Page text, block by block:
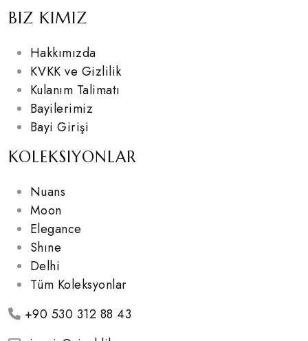
BIZ KIMIZ
Hakkımızda
KVKK ve Gizlilik
Kulanım Talimatı
Bayilerimiz
Bayi Girişi
KOLEKSIYONLAR
Nuans
Moon
Elegance
Shıne
Delhi
Tüm Koleksyonlar
+90 530 312 88 43